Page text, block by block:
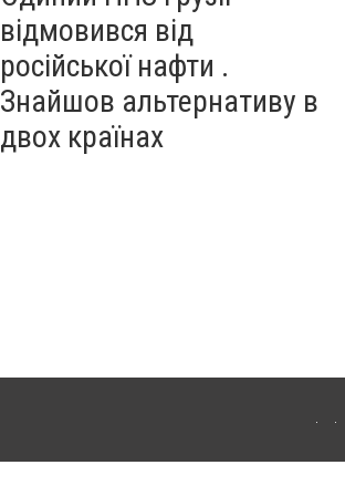
відмовився від
російської нафти .
Знайшов альтернативу в
двох країнах